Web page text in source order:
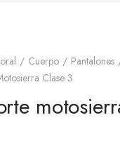
Cuerpo Pantalones
Clase 3